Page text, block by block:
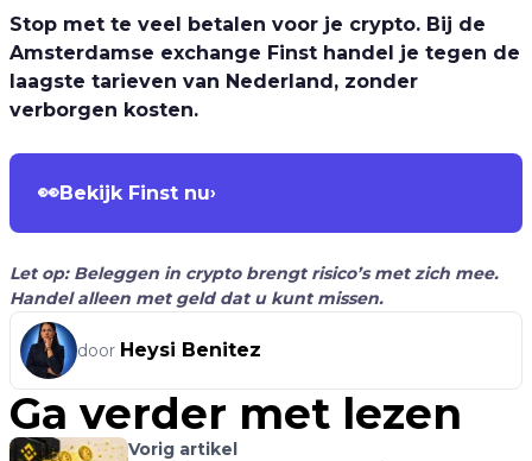
Stop met te veel betalen voor je crypto. Bij de
Amsterdamse exchange Finst handel je tegen de
laagste tarieven van Nederland, zonder
verborgen kosten.
👀Bekijk Finst nu›
Let op: Beleggen in crypto brengt risico’s met zich mee.
Handel alleen met geld dat u kunt missen.
door Heysi Benitez
Ga verder met lezen
Vorig artikel